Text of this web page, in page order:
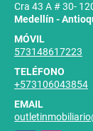
Cra 43 A # 30-
Medellín -
MÓVIL
573148617223
TELÉFONO
+573106043854
EMAIL